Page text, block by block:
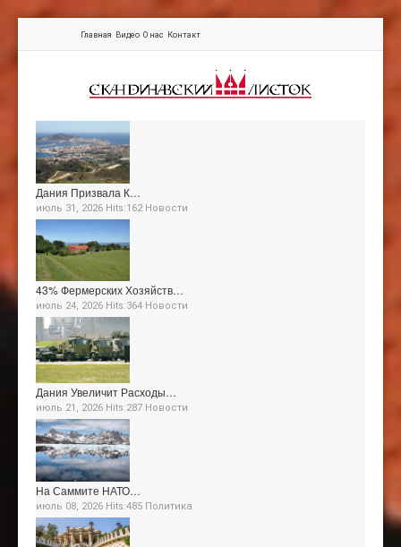
Главная Видео О нас Контакт
Дания Призвала К…
июль 31, 2026 Hits:162 Новости
43% Фермерских Хозяйств…
июль 24, 2026 Hits:364 Новости
Дания Увеличит Расходы…
июль 21, 2026 Hits:287 Новости
На Саммите НАТО…
июль 08, 2026 Hits:485 Политика